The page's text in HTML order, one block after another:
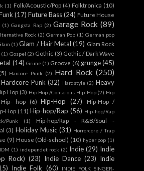
(1) Folk/Acoustic/Pop (4) Folktronica (10)
(17) Future Bass(24) Future House
(1) Gangsta Rap (2) Garage Rock (89)
Rock (2) German Pop (1) German pop
(1) Glam / Hair Metal (19) Glam Rock
(1) Gospel (2) Gothic (3) Gothic / Dark Wave
(14) Grime (1) Groove (6) grunge (45)
(5) Harcore Punk (2) Hard Rock (250)
Hardcore Punk (32) Hardstyle (2) Heavy
Hop (3) Hip Hop /Conscious Hip-Hop (2) Hip
Hip- hop (6) Hip-Hop (27)
Hip-Hop /
Hop (11) Hip-hop/Rap (56) Hip-hop/Rap
Punk
(1)
Hip-hop/Rap - R&B/Soul -
(3) Holiday Music (31) Horrorcore / Trap
(9) House (Old-school) (10) hyper pop (1)
IDM (1) independet rock (2) Indie (29) Indie
Rock) (23) Indie Dance (23) Indie
Indie Folk (60) INDIE FOLK SINGER-